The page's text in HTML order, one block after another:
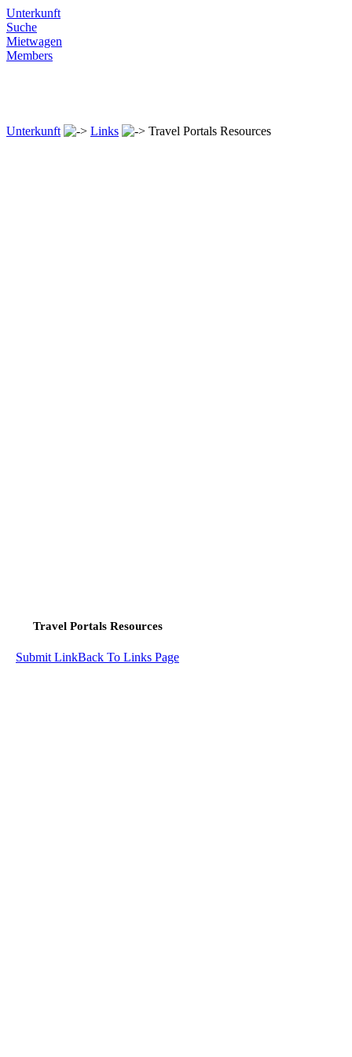
Unterkunft
Suche
Mietwagen
Members
Unterkunft Links Travel Portals Resources
Travel Portals Resources
Submit LinkBack To Links Page